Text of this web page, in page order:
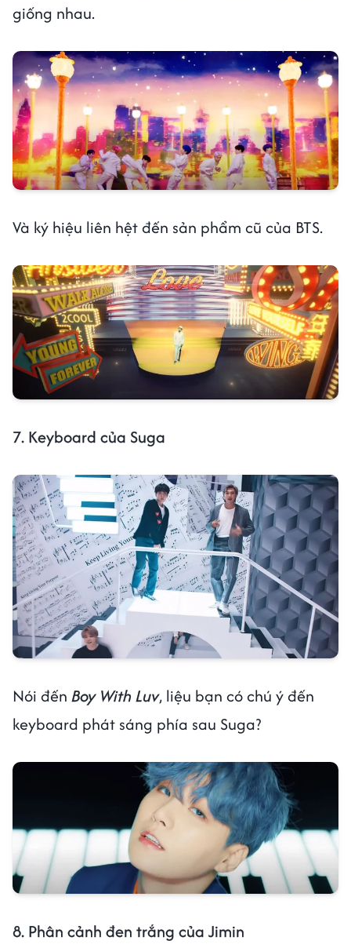
giống nhau.
Và ký hiệu liên hệt đến sản phẩm cũ của BTS.
7. Keyboard của Suga
Nói đến Boy With Luv, liệu bạn có chú ý đến
keyboard phát sáng phía sau Suga?
8. Phân cảnh đen trắng của Jimin